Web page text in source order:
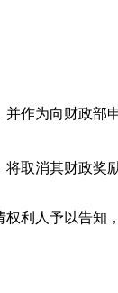
作为向财政部
取消其财政奖
利人予以告知